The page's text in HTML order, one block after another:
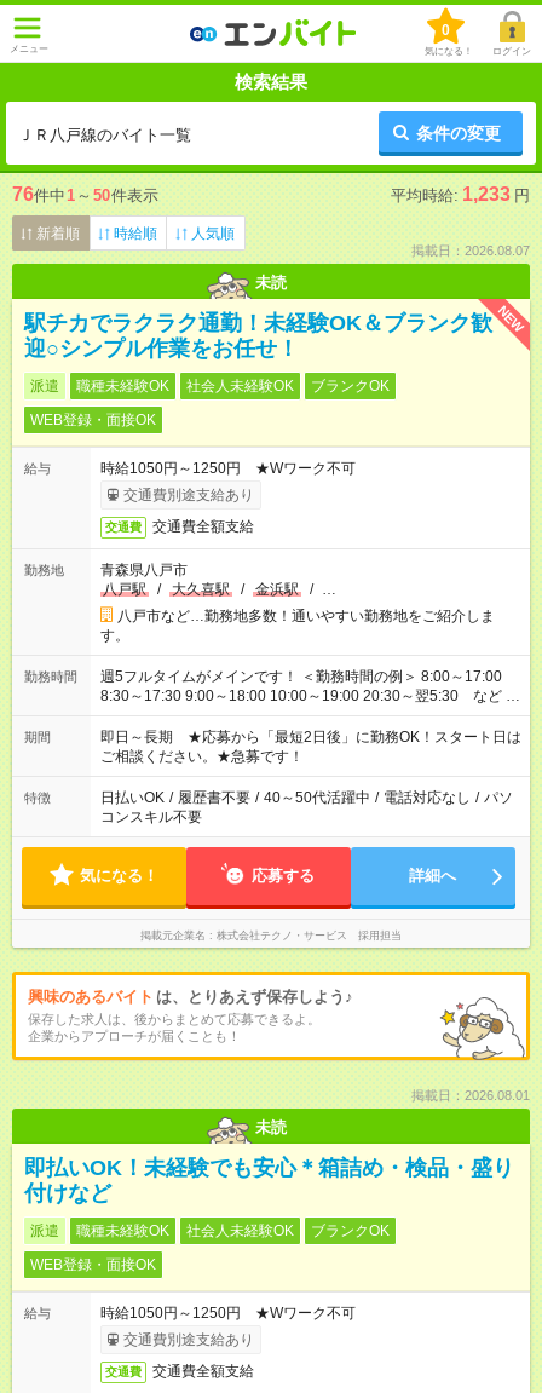
メニュー
0
気になる！ ログイン
検索結果
ＪＲ八戸線のバイト一覧 条件の変更
76件中1 ～ 50件表示 平均時給: 1,233 円
新着順 時給順 人気順
掲載日：2026.08.07
未読
NEW
駅チカでラクラク通勤！未経験OK＆ブランク歓
迎○シンプル作業をお任せ！
派遣 職種未経験OK 社会人未経験OK
ブランクOK
WEB登録・面接OK
給与
時給1050円～1250円 ★Wワーク不可
交通費別途支給あり
交通費 交通費全額支給
勤務地
青森県八戸市
八戸駅
/ 大久喜駅 / 金浜駅 / …
八戸市など…勤務地多数！通いやすい勤務地をご紹介しま
す。
勤務時間
週5フルタイムがメインです！ ＜勤務時間の例＞ 8:00～17:00
8:30～17:30 9:00～18:00 10:00～19:00 20:30～翌5:30 など ★
その他にも勤務時間多数！ 日勤のみ、残業なし、交替制など
ご希望を教えてください！
期間
即日～長期 ★応募から「最短2日後」に勤務OK！スタート日は
ご相談ください。★急募です！
特徴 日払いOK / 履歴書不要 / 40～50代活躍中 / 電話対応なし / パソ
コンスキル不要
気になる！ 応募する 詳細へ
掲載元企業名 株式会社テクノ・サービス 採用担当
興味のあるバイト は、とりあえず保存しよう♪
保存した求人は、後からまとめて応募できるよ。
企業からアプローチが届くことも！
掲載日：2026.08.01
未読
即払いOK！未経験でも安心＊箱詰め・検品・盛り
付けなど
派遣 職種未経験OK 社会人未経験OK
ブランクOK
WEB登録・面接OK
給与
時給1050円～1250円 ★Wワーク不可
交通費別途支給あり
交通費 交通費全額支給